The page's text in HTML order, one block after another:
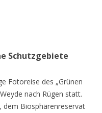
Schutzgebiete
Fotoreise des „Grünen
nach Rügen statt.
dem Biosphärenreservat